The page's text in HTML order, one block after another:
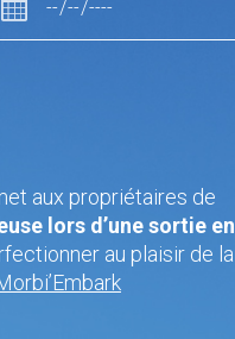
aux propriétaires de
lors d’une sortie en
au plaisir de la